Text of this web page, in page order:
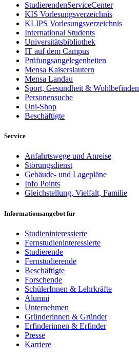
StudierendenServiceCenter
KIS Vorlesungsverzeichnis
KLIPS Vorlesungsverzeichnis
International Students
Universitätsbibliothek
IT auf dem Campus
Prüfungsangelegenheiten
Mensa Kaiserslautern
Mensa Landau
Sport, Gesundheit & Wohlbefinden
Personensuche
Uni-Shop
Beschäftigte
Service
Anfahrtswege und Anreise
Störungsdienst
Gebäude- und Lagepläne
Info Points
Gleichstellung, Vielfalt, Familie
Informationsangebot für
Studieninteressierte
Fernstudieninteressierte
Studierende
Fernstudierende
Beschäftigte
Forschende
SchülerInnen & Lehrkräfte
Alumni
Unternehmen
Gründerinnen & Gründer
Erfinderinnen & Erfinder
Presse
Karriere